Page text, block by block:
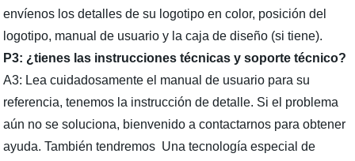
envíenos los detalles de su logotipo en color, posición del
logotipo, manual de usuario y la caja de diseño (si tiene).
P3: ¿tienes las instrucciones técnicas y soporte técnico?
A3: Lea cuidadosamente el manual de usuario para su
referencia, tenemos la instrucción de detalle. Si el problema
aún no se soluciona, bienvenido a contactarnos para obtener
ayuda. También tendremos Una tecnología especial de